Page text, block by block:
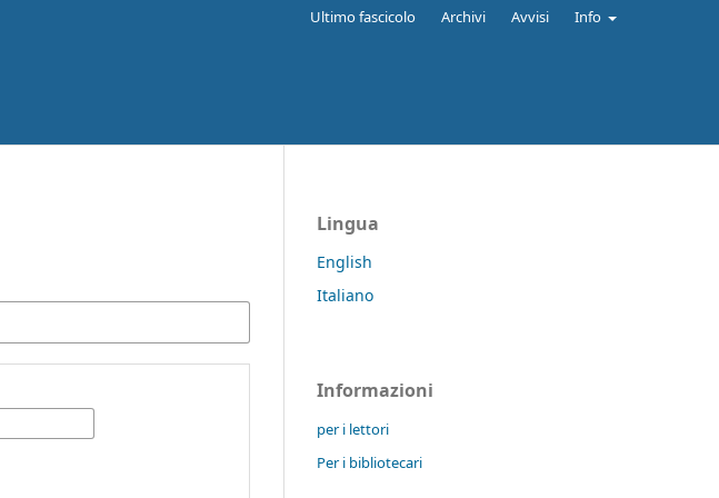
Ultimo fascicolo Archivi Avvisi Info
Lingua
English
Italiano
Informazioni
per i lettori
Per i bibliotecari